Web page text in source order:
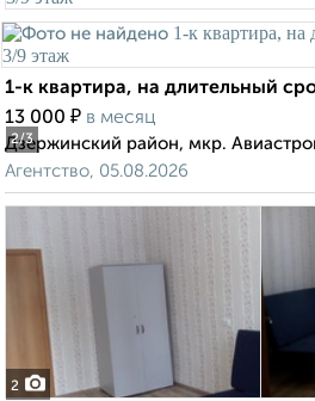
2/3
1-к квартира, на длительный
13 000 ₽ в месяц
Дзержинский район, мкр.
Агентство, 05.08.2026
2